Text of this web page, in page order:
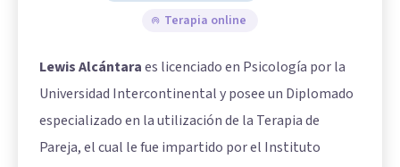
Terapia online
Lewis Alcántaraes licenciado en Psicología por la
Universidad Intercontinental y posee un Diplomado
especializado en la utilización de la Terapia de
Pareja, el cual le fue impartido por el Instituto